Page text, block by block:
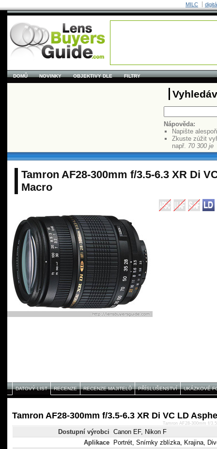
MILC
DOMŮ NOVINKY OBJEKTIVY DLE FILTRY
Nápověda:
Napište
Zkuste zúžit
např. 70 300 je
Tamron AF28-300mm f/3.5-6.3 XR Di
Macro
DATOVÝ LIST RECENZE RECENZE MAJITELŮ PŘÍSLUŠENSTVÍ UKÁZKOVÉ
Tamron AF28-300mm f/3.5-6.3 XR Di VC LD
Dostupní výrobci Canon EF, Nikon F
Aplikace
Portrét, Snímky zblízka, Krajina,
Tamron AF28-300mm f/